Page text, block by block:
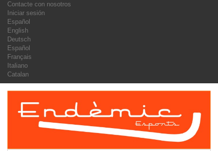
Contacte con nosotros
Iniciar sesión
Español
English
Deutsch
Español
Français
Italiano
Catalan